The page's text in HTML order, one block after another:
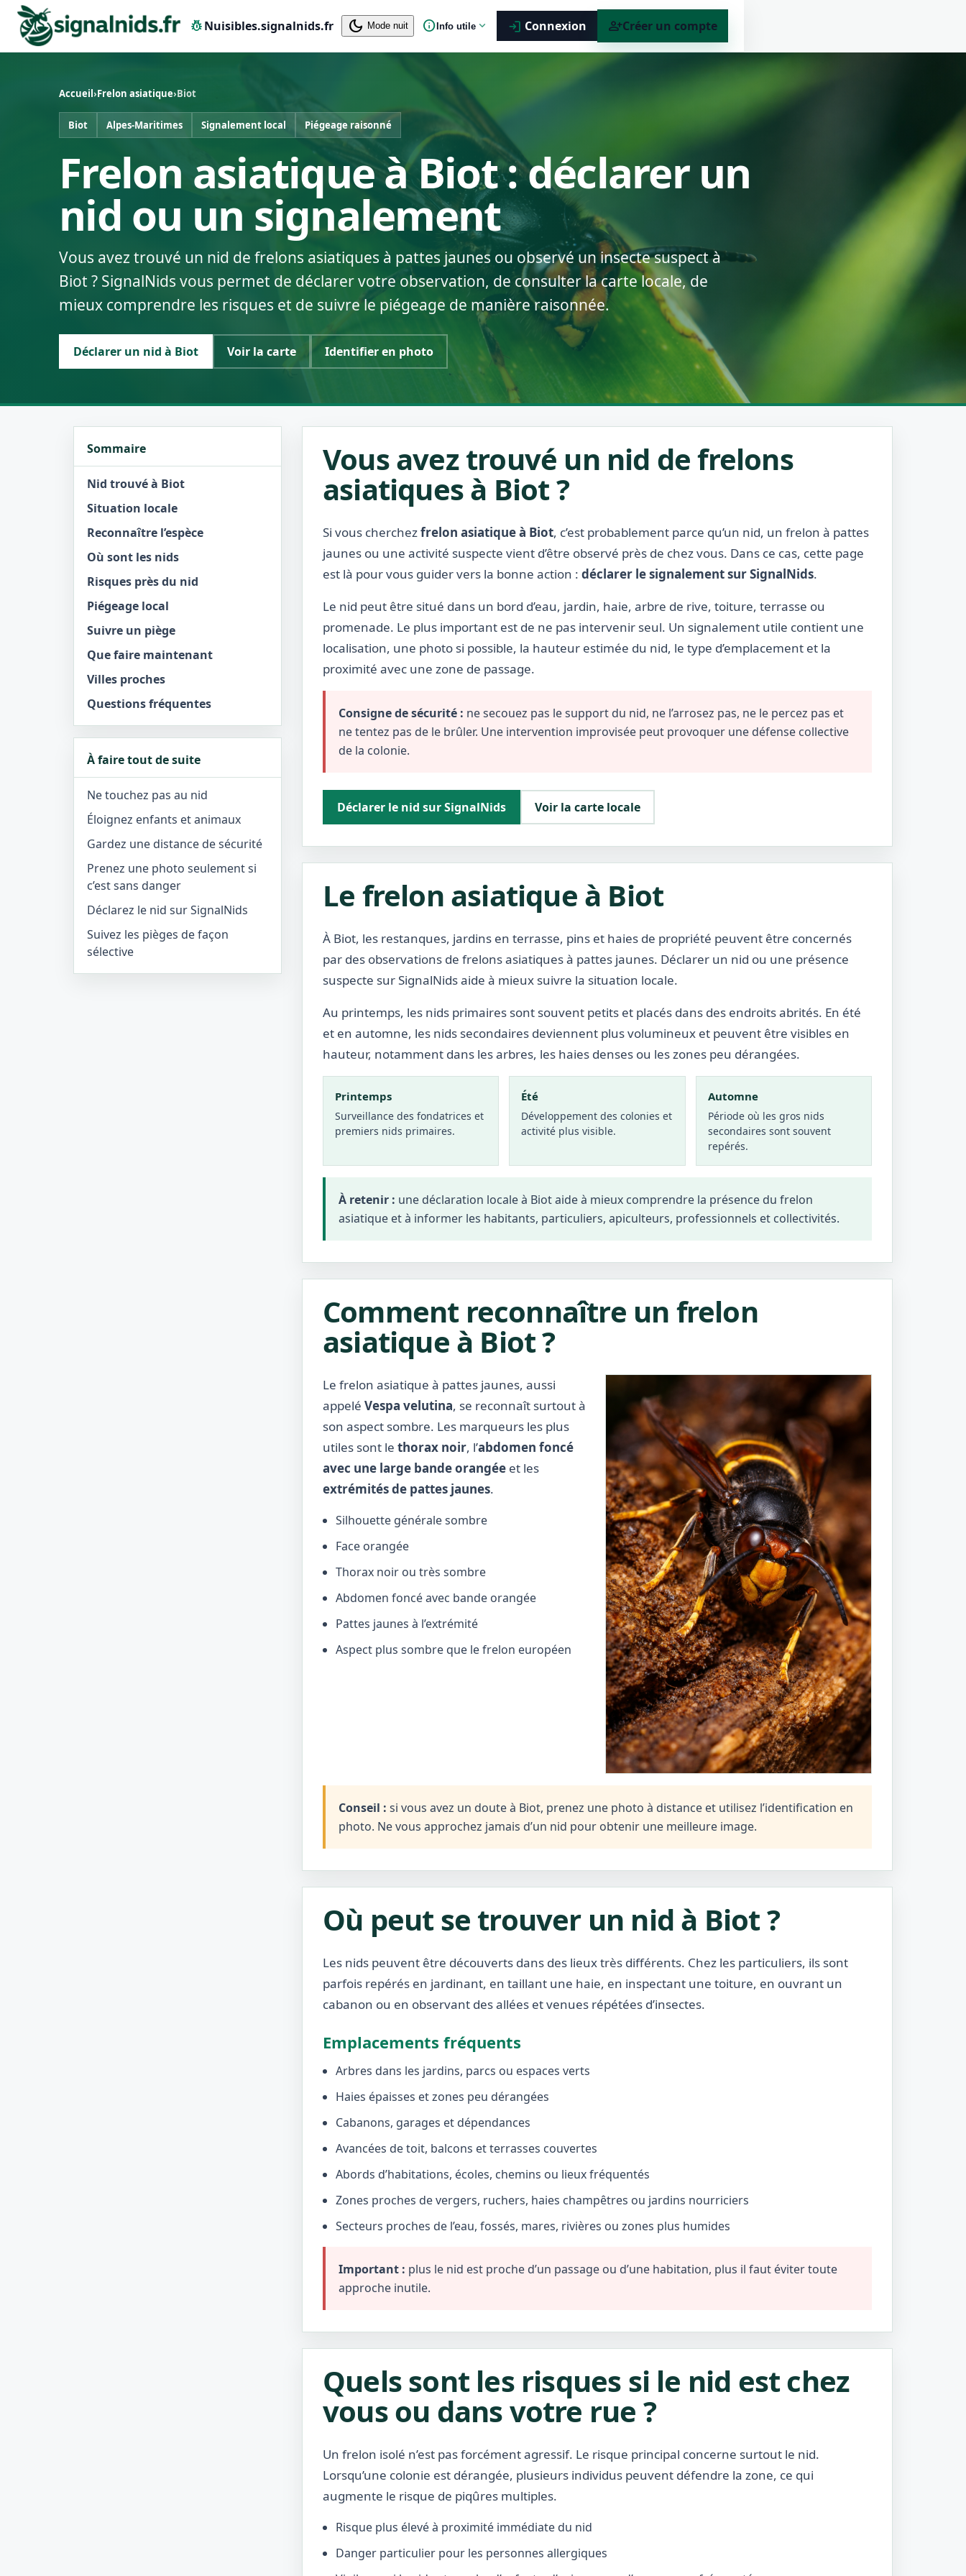
pest_controlNuisibles.signalnids.fr dark_mode Mode nuit infoInfo utile expand_more login Connexion person_addCréer un compte
Accueil›Frelon asiatique›Biot
Biot Alpes-Maritimes Signalement local Piégeage raisonné
Frelon asiatique à Biot : déclarer un
nid ou un signalement
Vous avez trouvé un nid de frelons asiatiques à pattes jaunes ou observé un insecte suspect à
Biot ? SignalNids vous permet de déclarer votre observation, de consulter la carte locale, de
mieux comprendre les risques et de suivre le piégeage de manière raisonnée.
Déclarer un nid à Biot Voir la carte Identifier en photo
Sommaire
Nid trouvé à Biot
Situation locale
Reconnaître l’espèce
Où sont les nids
Risques près du nid
Piégeage local
Suivre un piège
Que faire maintenant
Villes proches
Questions fréquentes
À faire tout de suite
Ne touchez pas au nid
Éloignez enfants et animaux
Gardez une distance de sécurité
Prenez une photo seulement si
c’est sans danger
Déclarez le nid sur SignalNids
Suivez les pièges de façon
sélective
Vous avez trouvé un nid de frelons
asiatiques à Biot ?
Si vous cherchezfrelon asiatique à Biot, c’est probablement parce qu’un nid, un frelon à pattes
jaunes ou une activité suspecte vient d’être observé près de chez vous. Dans ce cas, cette page
est là pour vous guider vers la bonne action : déclarer le signalement sur SignalNids.
Le nid peut être situé dans un bord d’eau, jardin, haie, arbre de rive, toiture, terrasse ou
promenade. Le plus important est de ne pas intervenir seul. Un signalement utile contient une
localisation, une photo si possible, la hauteur estimée du nid, le type d’emplacement et la
proximité avec une zone de passage.
Consigne de sécurité : ne secouez pas le support du nid, ne l’arrosez pas, ne le percez pas et
ne tentez pas de le brûler. Une intervention improvisée peut provoquer une défense collective
de la colonie.
Déclarer le nid sur SignalNids Voir la carte locale
Le frelon asiatique à Biot
À Biot, les restanques, jardins en terrasse, pins et haies de propriété peuvent être concernés
par des observations de frelons asiatiques à pattes jaunes. Déclarer un nid ou une présence
suspecte sur SignalNids aide à mieux suivre la situation locale.
Au printemps, les nids primaires sont souvent petits et placés dans des endroits abrités. En été
et en automne, les nids secondaires deviennent plus volumineux et peuvent être visibles en
hauteur, notamment dans les arbres, les haies denses ou les zones peu dérangées.
Printemps
Surveillance des fondatrices et
premiers nids primaires.
Été
Développement des colonies et
activité plus visible.
Automne
Période où les gros nids
secondaires sont souvent
repérés.
À retenir : une déclaration locale à Biot aide à mieux comprendre la présence du frelon
asiatique et à informer les habitants, particuliers, apiculteurs, professionnels et collectivités.
Comment reconnaître un frelon
asiatique à Biot ?
Le frelon asiatique à pattes jaunes, aussi
appelé Vespa velutina, se reconnaît surtout à
son aspect sombre. Les marqueurs les plus
utiles sont le thorax noir, l’abdomen foncé
avec une large bande orangée et les
extrémités de pattes jaunes.
Silhouette générale sombre
Face orangée
Thorax noir ou très sombre
Abdomen foncé avec bande orangée
Pattes jaunes à l’extrémité
Aspect plus sombre que le frelon européen
Conseil : si vous avez un doute à Biot, prenez une photo à distance et utilisez l’identification en
photo. Ne vous approchez jamais d’un nid pour obtenir une meilleure image.
Où peut se trouver un nid à Biot ?
Les nids peuvent être découverts dans des lieux très différents. Chez les particuliers, ils sont
parfois repérés en jardinant, en taillant une haie, en inspectant une toiture, en ouvrant un
cabanon ou en observant des allées et venues répétées d’insectes.
Emplacements fréquents
Arbres dans les jardins, parcs ou espaces verts
Haies épaisses et zones peu dérangées
Cabanons, garages et dépendances
Avancées de toit, balcons et terrasses couvertes
Abords d’habitations, écoles, chemins ou lieux fréquentés
Zones proches de vergers, ruchers, haies champêtres ou jardins nourriciers
Secteurs proches de l’eau, fossés, mares, rivières ou zones plus humides
Important : plus le nid est proche d’un passage ou d’une habitation, plus il faut éviter toute
approche inutile.
Quels sont les risques si le nid est chez
vous ou dans votre rue ?
Un frelon isolé n’est pas forcément agressif. Le risque principal concerne surtout le nid.
Lorsqu’une colonie est dérangée, plusieurs individus peuvent défendre la zone, ce qui
augmente le risque de piqûres multiples.
Risque plus élevé à proximité immédiate du nid
Danger particulier pour les personnes allergiques